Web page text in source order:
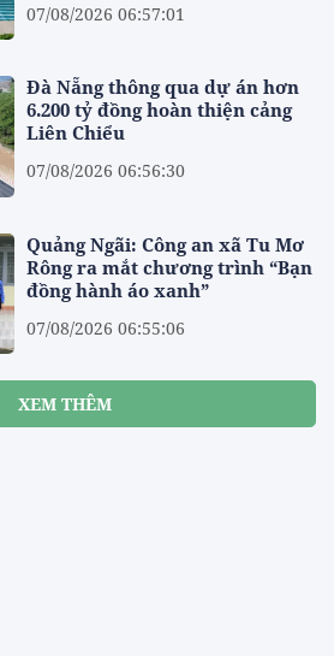
07/08/2026 06:57:01
Đà Nẵng thông qua dự án hơn
6.200 tỷ đồng hoàn thiện cảng
Liên Chiểu
07/08/2026 06:56:30
Quảng Ngãi: Công an xã Tu Mơ
Rông ra mắt chương trình “Bạn
đồng hành áo xanh”
07/08/2026 06:55:06
XEM THÊM